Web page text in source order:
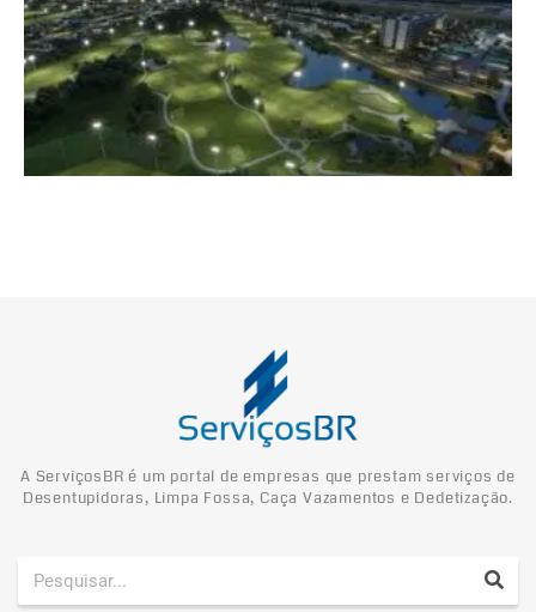
A ServiçosBR é um portal de empresas que prestam serviços de
Desentupidoras, Limpa Fossa, Caça Vazamentos e Dedetização.